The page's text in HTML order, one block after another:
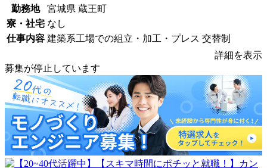
勤務地
宮城県 蔵王町
寮・社宅 なし
仕事内容 建築系工場での組立・加工・プレス 交替制
詳細を表示
募集が停止しています